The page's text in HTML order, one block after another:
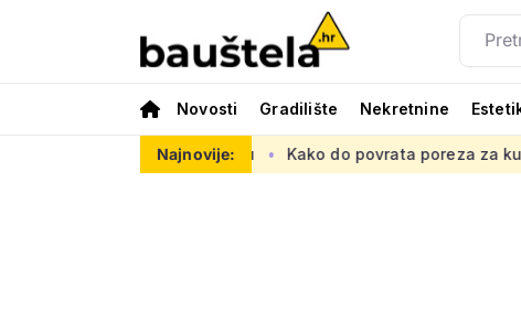
Novosti Gradilište Nekretnine
Najnovije:
Kako do povrata poreza za kupnju prve